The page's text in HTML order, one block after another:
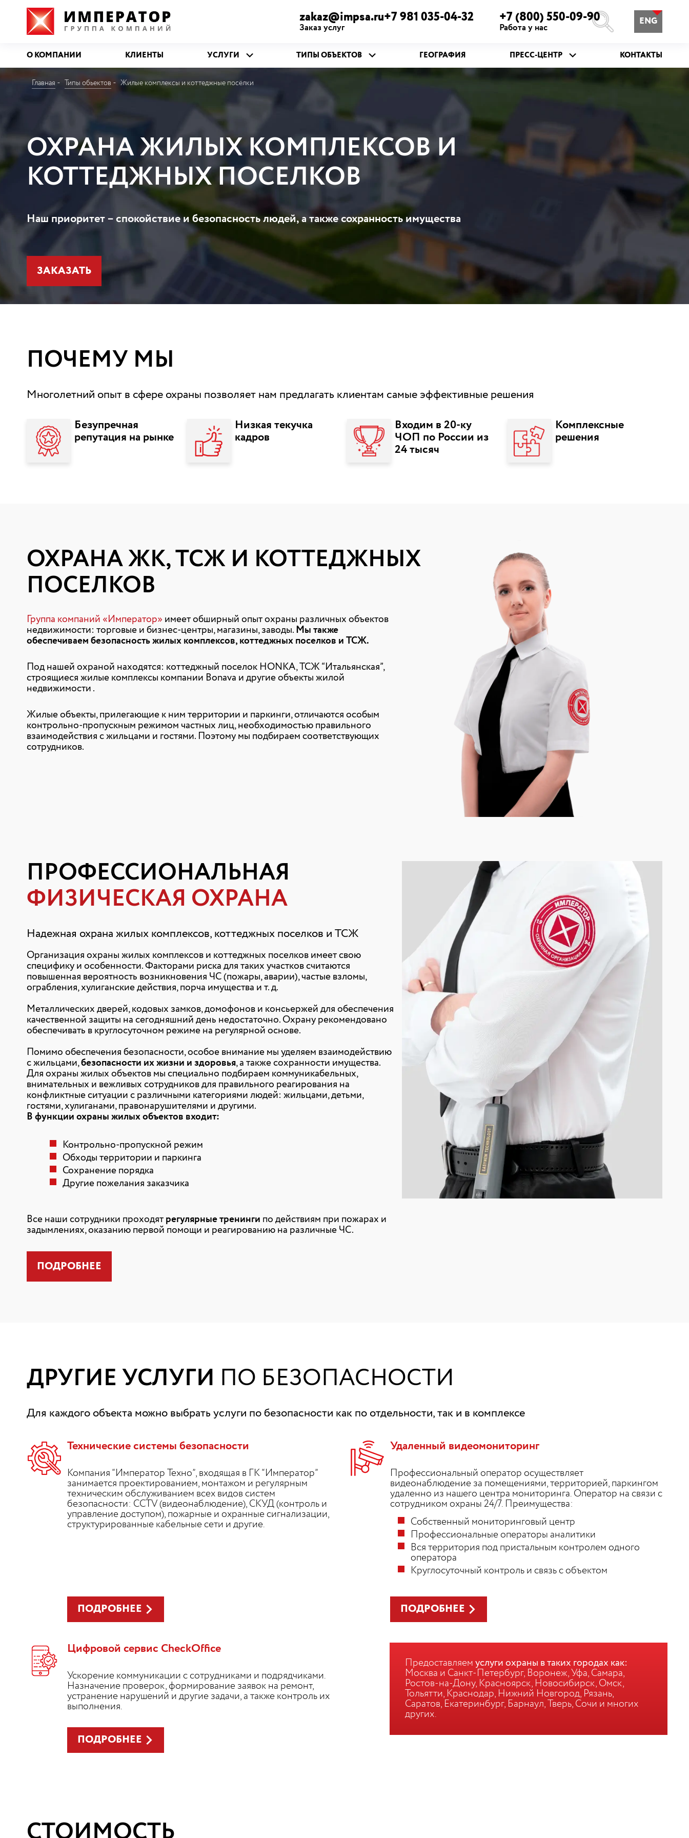
zakaz@impsa.ru+7 981 035-04-32
Заказ услуг
+7 (800) 550-09-90
Работа у нас ENG
О КОМПАНИИ КЛИЕНТЫ УСЛУГИ ТИПЫ ОБЪЕКТОВ ГЕОГРАФИЯ ПРЕСС-ЦЕНТР КОНТАКТЫ
Главная Типы обьектов Жилые комплексы и коттеджные посёлки
ОХРАНА ЖИЛЫХ КОМПЛЕКСОВ И
КОТТЕДЖНЫХ ПОСЕЛКОВ
Наш приоритет – спокойствие и безопасность людей, а также сохранность имущества
ЗАКАЗАТЬ
ПОЧЕМУ МЫ
Многолетний опыт в сфере охраны позволяет нам предлагать клиентам самые эффективные решения
Безупречная
репутация на рынке
Низкая текучка
кадров
Входим в 20-ку
ЧОП по России из
24 тысяч
Комплексные
решения
ОХРАНА ЖК, ТСЖ И КОТТЕДЖНЫХ
ПОСЕЛКОВ
Группа компаний «Император» имеет обширный опыт охраны различных объектов
недвижимости: торговые и бизнес-центры, магазины, заводы.Мы также
обеспечиваем безопасность жилых комплексов, коттеджных поселков и ТСЖ.
Под нашей охраной находятся: коттеджный поселок HONKA, ТСЖ “Итальянская”,
строящиеся жилые комплексы компании Bonava и другие объекты жилой
недвижимости .
Жилые объекты, прилегающие к ним территории и паркинги, отличаются особым
контрольно-пропускным режимом частных лиц, необходимостью правильного
взаимодействия с жильцами и гостями. Поэтому мы подбираем соответствующих
сотрудников.
ПРОФЕССИОНАЛЬНАЯ
ФИЗИЧЕСКАЯ ОХРАНА
Надежная охрана жилых комплексов, коттеджных поселков и ТСЖ
Организация охраны жилых комплексов и коттеджных поселков имеет свою
специфику и особенности. Факторами риска для таких участков считаются
повышенная вероятность возникновения ЧС (пожары, аварии), частые взломы,
ограбления, хулиганские действия, порча имущества и т. д.
Металлических дверей, кодовых замков, домофонов и консьержей для обеспечения
качественной защиты на сегодняшний день недостаточно. Охрану рекомендовано
обеспечивать в круглосуточном режиме на регулярной основе.
Помимо обеспечения безопасности, особое внимание мы уделяем взаимодействию
с жильцами,безопасности их жизни и здоровья, а также сохранности имущества.
Для охраны жилых объектов мы специально подбираем коммуникабельных,
внимательных и вежливых сотрудников для правильного реагирования на
конфликтные ситуации с различными категориями людей: жильцами, детьми,
гостями, хулиганами, правонарушителями и другими.
В функции охраны жилых объектов входит:
Контрольно-пропускной режим
Обходы территории и паркинга
Сохранение порядка
Другие пожелания заказчика
Все наши сотрудники проходятрегулярные тренинги по действиям при пожарах и
задымлениях, оказанию первой помощи и реагированию на различные ЧС.
ПОДРОБНЕЕ
ДРУГИЕ УСЛУГИ ПО БЕЗОПАСНОСТИ
Для каждого объекта можно выбрать услуги по безопасности как по отдельности, так и в комплексе
Технические системы безопасности
Компания “Император Техно”, входящая в ГК “Император”
занимается проектированием, монтажом и регулярным
техническим обслуживанием всех видов систем
безопасности: CCTV (видеонаблюдение), СКУД (контроль и
управление доступом), пожарные и охранные сигнализации,
структурированные кабельные сети и другие.
ПОДРОБНЕЕ
Удаленный видеомониторинг
Профессиональный оператор осуществляет
видеонаблюдение за помещениями, территорией, паркингом
удаленно из нашего центра мониторинга. Оператор на связи с
сотрудником охраны 24/7. Преимущества:
Собственный мониторинговый центр
Профессиональные операторы аналитики
Вся территория под пристальным контролем одного
оператора
Круглосуточный контроль и связь с объектом
ПОДРОБНЕЕ
Цифровой сервис CheckOffice
Ускорение коммуникации с сотрудниками и подрядчиками.
Назначение проверок, формирование заявок на ремонт,
устранение нарушений и другие задачи, а также контроль их
выполнения.
ПОДРОБНЕЕ
Предоставляемуслуги охраны в таких городах как:
Москва и Санкт-Петербург, Воронеж, Уфа, Самара,
Ростов-на-Дону, Красноярск, Новосибирск, Омск,
Тольятти, Краснодар, Нижний Новгород, Рязань,
Саратов, Екатеринбург, Барнаул, Тверь, Сочи и многих
других.